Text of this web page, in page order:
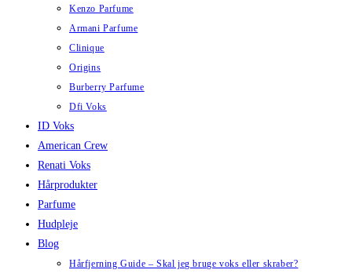
Kenzo Parfume
Armani Parfume
Clinique
Origins
Burberry Parfume
Dfi Voks
ID Voks
American Crew
Renati Voks
Hårprodukter
Parfume
Hudpleje
Blog
Hårfjerning Guide – Skal jeg bruge voks eller skraber?